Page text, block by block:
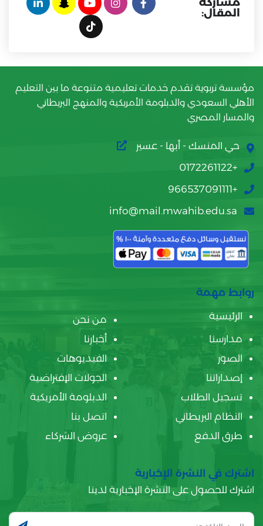
المقال:
مؤسسة تربوية تقدم خدمات تعليمية متنوعة ما بين التعليم
الأهلي السعودي والدبلومة الأمريكية والمنهج البريطاني
والمسار المصري
حي المنسك - أبها - عسير
+0172261122
+966537091111
info@mail.mwahib.edu.sa
روابط مهمة
الرئيسية
من نحن
مدارسنا
أخبارنا
الصور
الفيديوهات
إصداراتنا
الجولات الإفتراضية
تسجيل الطلاب
الدبلومة الأمريكية
النظام البريطاني
اتصل بنا
طرق الدفع
عروض الشركاء
اشترك في النشرة الإخبارية
اشترك للحصول على النشرة الإخبارية لدينا